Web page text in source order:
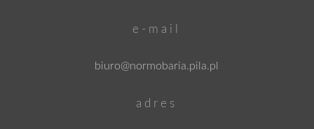
e-mail
biuro@normobaria.pila.pl
adres